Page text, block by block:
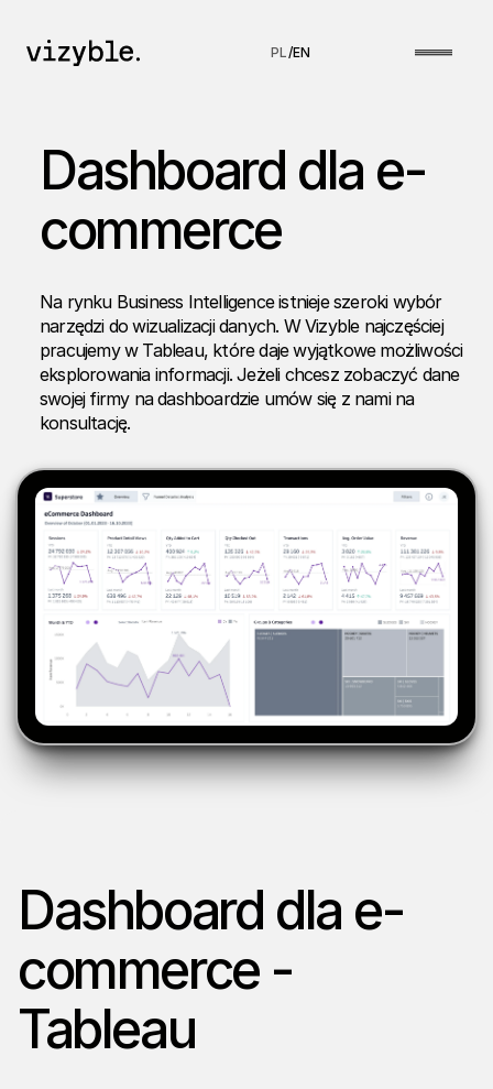
PL/EN
Dashboard dla e-
commerce
Na rynku Business Intelligence istnieje szeroki wybór
narzędzi do wizualizacji danych. W Vizyble najczęściej
pracujemy w Tableau, które daje wyjątkowe możliwości
eksplorowania informacji. Jeżeli chcesz zobaczyć dane
swojej firmy na dashboardzie umów się z nami na
konsultację.
Dashboard dla e-
commerce -
Tableau